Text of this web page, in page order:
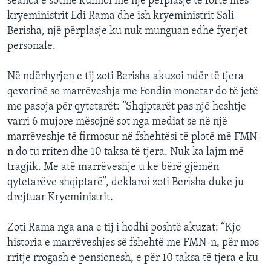
kryeministrit Edi Rama dhe ish kryeministrit Sali
Berisha, një përplasje ku nuk munguan edhe fyerjet
personale.
Në ndërhyrjen e tij zoti Berisha akuzoi ndër të tjera
qeverinë se marrëveshja me Fondin monetar do të jetë
me pasoja për qytetarët: “Shqiptarët pas një heshtje
varri 6 mujore mësojnë sot nga mediat se në një
marrëveshje të firmosur në fshehtësi të plotë më FMN-
n do tu rriten dhe 10 taksa të tjera. Nuk ka lajm më
tragjik. Me atë marrëveshje u ke bërë gjëmën
qytetarëve shqiptarë”, deklaroi zoti Berisha duke ju
drejtuar Kryeministrit.
Zoti Rama nga ana e tij i hodhi poshtë akuzat: “Kjo
historia e marrëveshjes së fshehtë me FMN-n, për mos
rritje rrogash e pensionesh, e për 10 taksa të tjera e ku